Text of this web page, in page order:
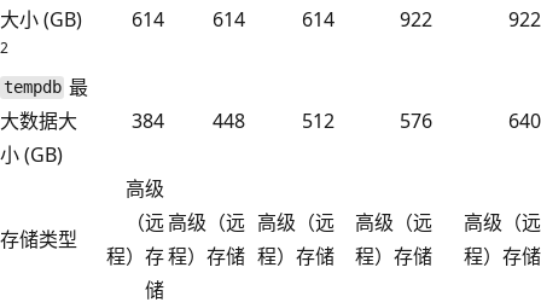
大小 (GB)
2
614 614 614 922 922
tempdb 最
大数据大
小 (GB)
384 448 512 576 640
存储类型
高级
（远
程）存
储
高级（远
程）存储
高级（远
程）存储
高级（远
程）存储
高级（远
程）存储